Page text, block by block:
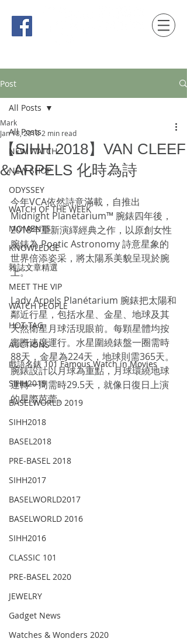
Post
All Posts
NEW WATCH
NEW SHOP
ODYSSEY
WATCH OF THE WEEK
MOMENTS
KNOWLEDGE
雜誌文章精選
MEET THE VIP
WATCH PEOPLE
HOT TAG
AUCTIONS
戲語名錶 101 Famous Watch in Movies
SIHH2019
BASELWORLD 2019
SIHH2018
BASEL2018
PRE-BASEL 2018
SIHH2017
BASELWORLD2017
BASELWORLD 2016
SIHH2016
CLASSIC 101
PRE-BASEL 2020
JEWELRY
Gadget News
Watches & Wonders 2020
All Posts
【SIHH 2018】VAN CLEEF
& ARPELS 化時為詩
Mark
Jan 18, 2018 2 min read
今年VCA依然詩意滿載，自推出
Midnight Planétarium™ 腕錶四年後，
2018年重新演繹經典之作，以原創女性
腕錶為 Poetic Astronomy 詩意星象的
世界倍添姿采，將太陽系美貌呈現於腕
上。
Lady Arpels Planétarium 腕錶把太陽和
鄰近行星，包括水星、金星、地球及其
天然衛星月球活現眼前。每顆星體均按
實際速度運行。水星圍繞錶盤一圈需時
88天，金星為224天，地球則需365天。
腕錶設計以月球為重點，月球環繞地球
運轉一周需時29.5天，就像日復日上演
的星際芭蕾。